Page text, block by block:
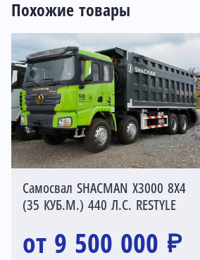
Похожие товары
Самосвал SHACMAN X3000 8Х4
(35 КУБ.М.) 440 Л.С. RESTYLE
от 9 500 000 ₽